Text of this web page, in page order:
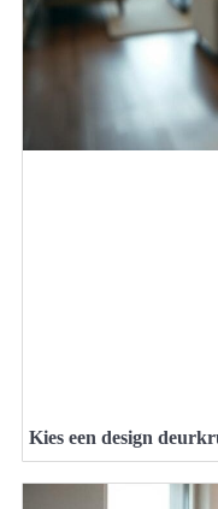
Kies een design